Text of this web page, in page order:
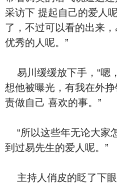
采访下 提起自己的爱人
了，不过可以看的出来
优秀的人呢。”
易川缓缓放下手，“嗯
想他被曝光，有我在外
责做自己 喜欢的事。”
“所以这些年无论大家
到过易先生的爱人呢。”
主持人俏皮的眨了下眼